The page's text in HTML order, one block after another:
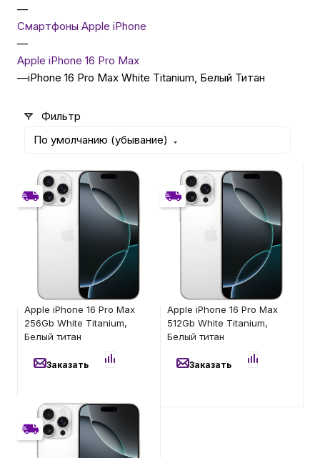
Товары для детей
Красота и здоровье
Для дома и дачи
LEGO
—
Смартфоны Apple iPhone
—
Apple iPhone 16 Pro Max
—iPhone 16 Pro Max White Titanium, Белый Титан
Фильтр
По умолчанию (убывание)
Без RuStore
Без RuStore
Имеется недостаток
товара: невозможно
использовать RuStore
106 200
Apple iPhone 16 Pro Max
256Gb White Titanium,
Белый титан
Заказать
Без RuStore
Без RuStore
Имеется недостаток
товара: невозможно
использовать RuStore
121 400
Apple iPhone 16 Pro Max
512Gb White Titanium,
Белый титан
Заказать
Без RuStore
Без RuStore
Имеется недостаток